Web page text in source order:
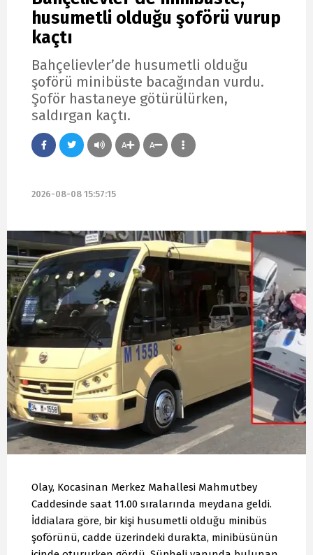
husumetli olduğu şoförü vurup
kaçtı
Bahçelievler’de husumetli olduğu
şoförü minibüste bacağından vurdu.
Şoför hastaneye götürülürken,
saldırgan kaçtı.
A A
2026-08-08 15:57:15
Olay, Kocasinan Merkez Mahallesi Mahmutbey
Caddesinde saat 11.00 sıralarında meydana geldi.
İddialara göre, bir kişi husumetli olduğu minibüs
şoförünü, cadde üzerindeki durakta, minibüsünün